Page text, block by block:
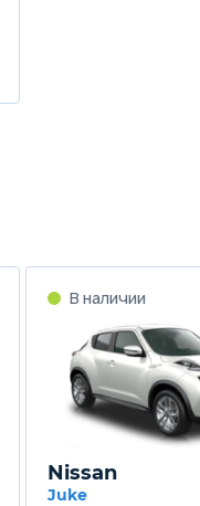
В наличии
Nissan
Juke